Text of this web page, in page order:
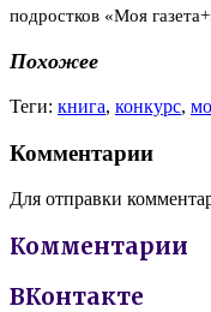
подростков «Моя
Похожее
Теги: книга, конкурс,
Комментарии
Для отправки
Комментарии
ВКонтакте